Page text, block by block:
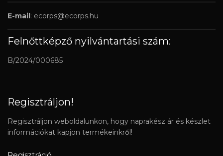
E-mail: ecorps@ecorps.hu
Felnőttképző nyilvántartási szám:
B/2024/000685
Regisztráljon!
Regisztráljon weboldalunkon, hogy naprakész ár és készlet
információkat kapjon termékeinkről!